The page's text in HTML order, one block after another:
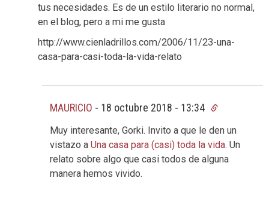
tus necesidades. Es de un estilo literario no normal,
en el blog, pero a mi me gusta
http://www.cienladrillos.com/2006/11/23-una-
casa-para-casi-toda-la-vida-relato
MAURICIO - 18 octubre 2018 - 13:34
Muy interesante, Gorki. Invito a que le den un
vistazo a Una casa para (casi) toda la vida. Un
relato sobre algo que casi todos de alguna
manera hemos vivido.